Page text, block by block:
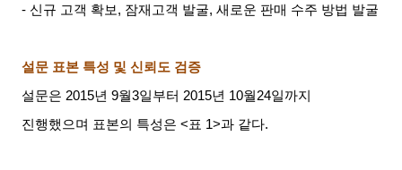
- 신규 고객 확보, 잠재고객 발굴,새로운 판매 수주 방법 발굴
설문 표본 특성 및 신뢰도 검증
설문은 2015년 9월3일부터 2015년 10월24일까지
진행했으며 표본의 특성은 <표 1>과 같다.